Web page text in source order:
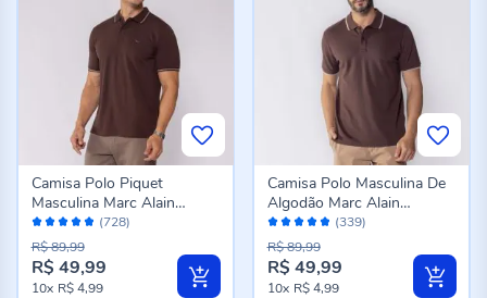
Avaliação:
96%
(728)
Camisa Polo Piquet
Masculina Marc Alain
Marrom
R$ 49,99
R$ 89,99
10x R$ 4,99
Avaliação:
96%
(339)
Camisa Polo Masculina De
Algodão Marc Alain
Marrom
R$ 49,99
R$ 89,99
10x R$ 4,99